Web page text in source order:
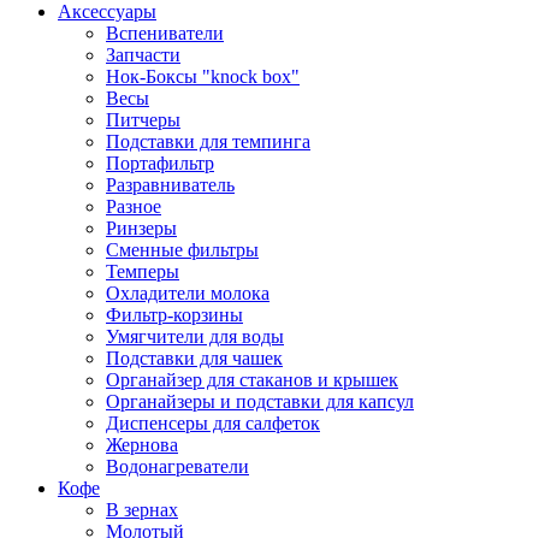
Аксессуары
Вспениватели
Запчасти
Нок-Боксы "knock box"
Весы
Питчеры
Подставки для темпинга
Портафильтр
Разравниватель
Разное
Ринзеры
Сменные фильтры
Темперы
Охладители молока
Фильтр-корзины
Умягчители для воды
Подставки для чашек
Органайзер для стаканов и крышек
Органайзеры и подставки для капсул
Диспенсеры для салфеток
Жернова
Водонагреватели
Кофе
В зернах
Молотый